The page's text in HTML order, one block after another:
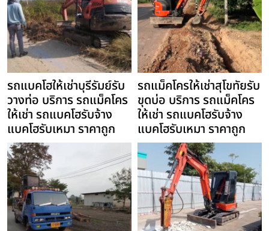
รถแบคโฮให้เช่าบุรีรัมย์รับ
วางท่อ บริการ รถแม็คโคร
ให้เช่า รถแบคโฮรับจ้าง
แบคโฮรับเหมา ราคาถูก
รถแม็คโครให้เช่าสุโขทัยรับ
ขุดบ่อ บริการ รถแม็คโคร
ให้เช่า รถแบคโฮรับจ้าง
แบคโฮรับเหมา ราคาถูก